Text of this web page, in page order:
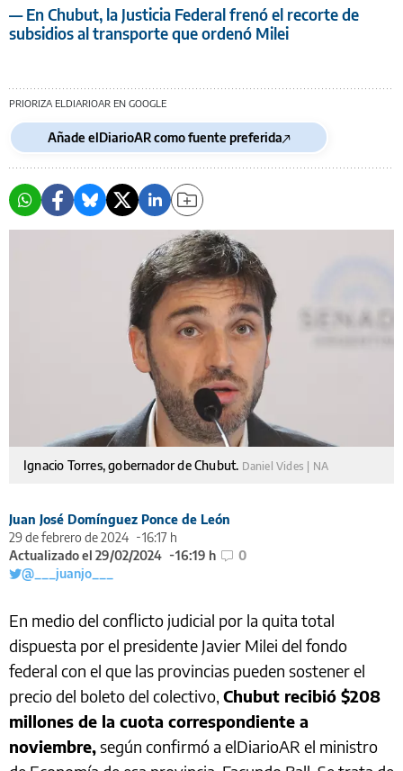
— En Chubut, la Justicia Federal frenó el recorte de
subsidios al transporte que ordenó Milei
PRIORIZA ELDIARIOAR EN GOOGLE
Añade elDiarioAR como fuente preferida
Ignacio Torres, gobernador de Chubut. Daniel Vides | NA
Juan José Domínguez Ponce de León
29 de febrero de 2024
16:17 h
Actualizado el 29/02/2024
16:19 h
0
@___juanjo___
En medio del conflicto judicial por la quita total
dispuesta por el presidente Javier Milei del fondo
federal con el que las provincias pueden sostener el
precio del boleto del colectivo, Chubut recibió $208
millones de la cuota correspondiente a
noviembre,según confirmó a elDiarioAR el ministro